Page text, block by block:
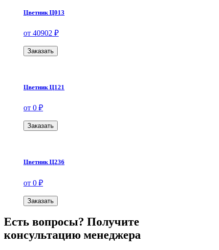
Цветник Ц013
от 40902 ₽
Заказать
Цветник Ц121
от 0 ₽
Заказать
Цветник Ц236
от 0 ₽
Заказать
Есть вопросы? Получите
консультацию менеджера